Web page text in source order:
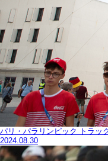
パリ・パラリンピック トラッ
2024.08.30